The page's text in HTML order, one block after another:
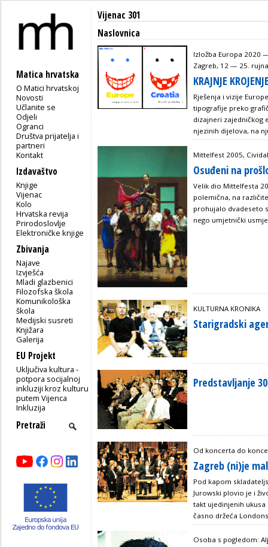
Matica hrvatska
O Matici hrvatskoj
Novosti
Učlanite se
Odjeli
Ogranci
Društva prijatelja i
partneri
Kontakt
Izdavaštvo
Knjige
Vijenac
Kolo
Hrvatska revija
Prirodoslovlje
Elektroničke knjige
Zbivanja
Najave
Izvješća
Mladi glazbenici
Filozofska škola
Komunikološka
škola
Medijski susreti
Knjižara
Galerija
EU Projekt
Uključiva kultura -
potpora socijalnoj
inkluziji kroz kulturu
putem Vijenca
Inkluzija
Vijenac 301
Naslovnica
Izložba Europa 2020
Zagreb, 12 — 25.
KRAJNJE
Rješenja i vizije
tipografije preko
dizajneri zajedničkog
njezinih dijelova, na
Mittelfest 2005,
Osuđeni na
Velik dio Mittelfesta
polemična, na
prohujalo dvadeseto
nego umjetnički
KULTURNA KRONIKA
Starigradski
Predstavljanje
Od koncerta do
Zagreb (ni)je
Pod kapom
Jurowski plovio je i
takt ujedinjenih
časno držeća
Osoba s pogledom: